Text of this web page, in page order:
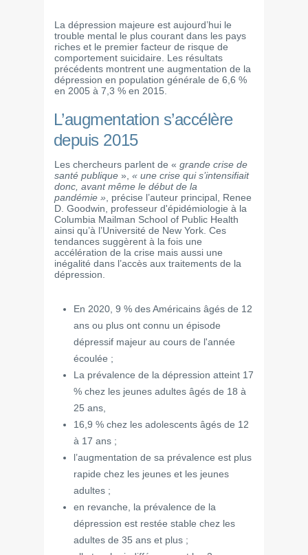
La dépression majeure est aujourd’hui le
trouble mental le plus courant dans les pays
riches et le premier facteur de risque de
comportement suicidaire. Les résultats
précédents montrent une augmentation de la
dépression en population générale de 6,6 %
en 2005 à 7,3 % en 2015.
L’augmentation s’accélère
depuis 2015
Les chercheurs parlent de « grande crise de
santé publique », « une crise qui s’intensifiait
donc, avant même le début de la
pandémie » , précise l’auteur principal, Renee
D. Goodwin, professeur d'épidémiologie à la
Columbia Mailman School of Public Health
ainsi qu’à l’Université de New York. Ces
tendances suggèrent à la fois une
accélération de la crise mais aussi une
inégalité dans l’accès aux traitements de la
dépression.
En 2020, 9 % des Américains âgés de 12
ans ou plus ont connu un épisode
dépressif majeur au cours de l'année
écoulée ;
La prévalence de la dépression atteint 17
% chez les jeunes adultes âgés de 18 à
25 ans,
16,9 % chez les adolescents âgés de 12
à 17 ans ;
l’augmentation de sa prévalence est plus
rapide chez les jeunes et les jeunes
adultes ;
en revanche, la prévalence de la
dépression est restée stable chez les
adultes de 35 ans et plus ;